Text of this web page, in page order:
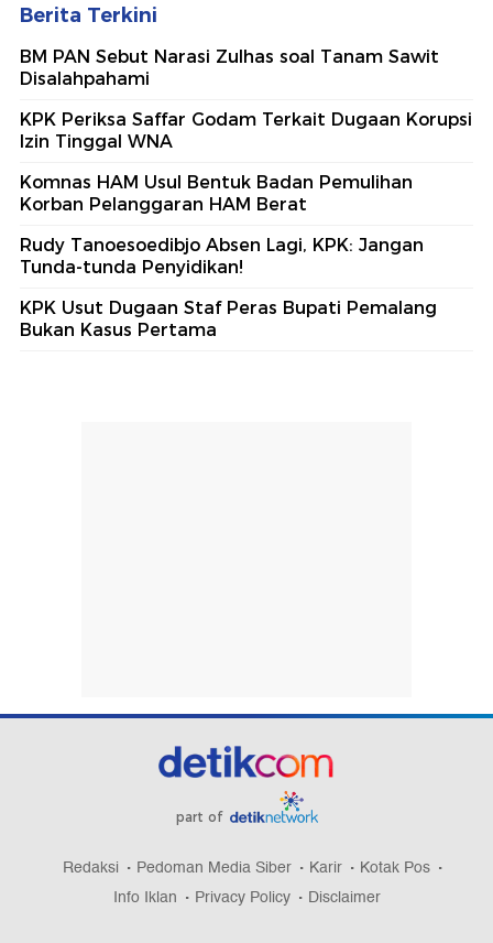
Berita Terkini
BM PAN Sebut Narasi Zulhas soal Tanam Sawit
Disalahpahami
KPK Periksa Saffar Godam Terkait Dugaan Korupsi
Izin Tinggal WNA
Komnas HAM Usul Bentuk Badan Pemulihan
Korban Pelanggaran HAM Berat
Rudy Tanoesoedibjo Absen Lagi, KPK: Jangan
Tunda-tunda Penyidikan!
KPK Usut Dugaan Staf Peras Bupati Pemalang
Bukan Kasus Pertama
part of
Redaksi Pedoman Media Siber Karir
Kotak Pos
Info Iklan
Privacy Policy Disclaimer